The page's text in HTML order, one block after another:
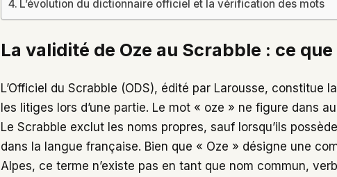
L’évolution du dictionnaire officiel et la vérification des mots
La validité de Oze au Scrabble : ce que
L’Officiel du Scrabble (ODS), édité par Larousse, constitue
les litiges lors d’une partie. Le mot « oze » ne figure dans
Le Scrabble exclut les noms propres, sauf lorsqu’ils
dans la langue française. Bien que « Oze » désigne une
Alpes, ce terme n’existe pas en tant que nom commun,